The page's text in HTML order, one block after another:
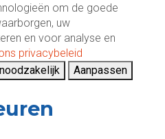
om de goede
uw
en voor analyse en
privacybeleid
Aanpassen